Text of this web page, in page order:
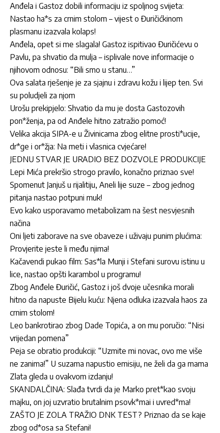
Anđela i Gastoz dobili informaciju iz spoljnog svijeta:
Nastao ha*s za crnim stolom – vijest o Đuričićkinom
plasmanu izazvala kolaps!
Anđela, opet si me slagala! Gastoz ispitivao Đuričićevu o
Pavlu, pa shvatio da mulja – isplivale nove informacije o
njihovom odnosu: “Bili smo u stanu…”
Ova salata rješenje je za sjajnu i zdravu kožu i lijep ten. Svi
su poludjeli za njom
Urošu prekipjelo: Shvatio da mu je dosta Gastozovih
pon*ženja, pa od Anđele hitno zatražio pomoć!
Velika akcija SIPA-e u Živinicama zbog elitne prosti*ucije,
dr*ge i or*žja: Na meti i vlasnica cvjećare!
JEDNU STVAR JE URADIO BEZ DOZVOLE PRODUKCIJE
Lepi Mića prekršio strogo pravilo, konačno priznao sve!
Spomenut Janjuš u rijalitiju, Aneli lije suze – zbog jednog
pitanja nastao potpuni muk!
Evo kako usporavamo metabolizam na šest nesvjesnih
načina
Oni ljeti zaborave na sve obaveze i uživaju punim plućima:
Provjerite jeste li među njima!
Kačavendi pukao film: Sas*la Munji i Stefani surovu istinu u
lice, nastao opšti karambol u programu!
Zbog Anđele Đuričić, Gastoz i još dvoje učesnika morali
hitno da napuste Bijelu kuću: Njena odluka izazvala haos za
crnim stolom!
Leo bankrotirao zbog Dade Topića, a on mu poručio: “Nisi
vrijedan pomena”
Peja se obratio produkciji: “Uzmite mi novac, ovo me više
ne zanima!” U suzama napustio emisiju, ne želi da ga mama
Zlata gleda u ovakvom izdanju!
SKANDALČINA: Slađa tvrdi da je Marko pret*kao svoju
majku, on joj uzvratio brutalnim psovk*mai i uvred*ma!
ZAŠTO JE ZOLA TRAŽIO DNK TEST? Priznao da se kaje
zbog od*osa sa Stefani!